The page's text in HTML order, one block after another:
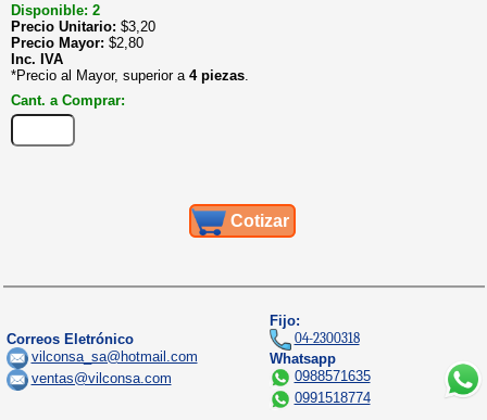
Disponible: 2
Precio Unitario: $3,20
Precio Mayor: $2,80
Inc. IVA
*Precio al Mayor, superior a 4 piezas
Cant. a Comprar:
Cotizar
Correos Eletrónico
vilconsa_sa@hotmail.com
ventas@vilconsa.com
Fijo:
04-2300318
Whatsapp
0988571635
0991518774